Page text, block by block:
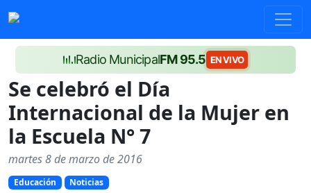
Radio MunicipalFM 95.5 EN VIVO
Se celebró el Día
Internacional de la Mujer en
la Escuela N° 7
martes 8 de marzo de 2016
Educación Noticias